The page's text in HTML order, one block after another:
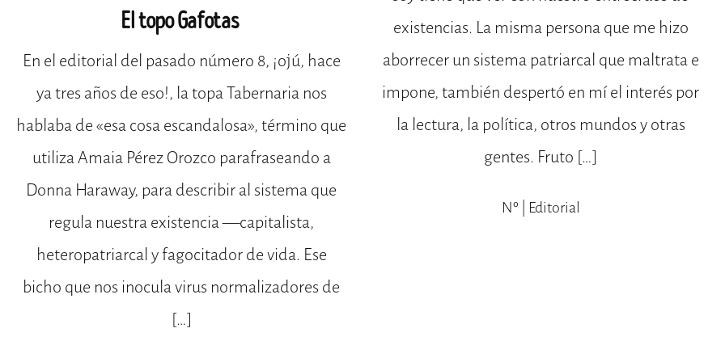
El topo Gafotas
En el editorial del pasado número 8, ¡ojú, hace
ya tres años de eso!, la topa Tabernaria nos
hablaba de «esa cosa escandalosa», término que
utiliza Amaia Pérez Orozco parafraseando a
Donna Haraway, para describir al sistema que
regula nuestra existencia —capitalista,
heteropatriarcal y fagocitador de vida. Ese
bicho que nos inocula virus normalizadores de
[…]
existencias. La misma persona que me hizo
aborrecer un sistema patriarcal que maltrata e
impone, también despertó en mí el interés por
la lectura, la política, otros mundos y otras
gentes. Fruto […]
Nº | Editorial